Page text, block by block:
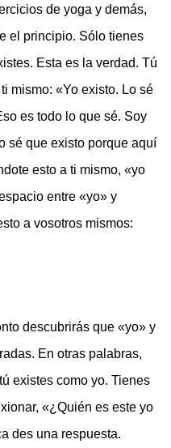
de yoga y demás,
el principio. Sólo tienes
Esta es la verdad. Tú
mismo: «Yo existo. Lo sé
es todo lo que sé. Soy
sé que existo porque aquí
esto a ti mismo, «yo
entre «yo» y
a vosotros mismos:
descubrirás que «yo» y
En otras palabras,
existes como yo. Tienes
«¿Quién es este yo
des una respuesta.